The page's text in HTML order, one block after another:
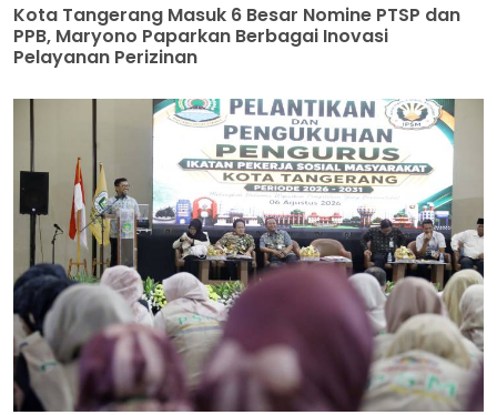
Kota Tangerang Masuk 6 Besar Nomine PTSP dan
PPB, Maryono Paparkan Berbagai Inovasi
Pelayanan Perizinan